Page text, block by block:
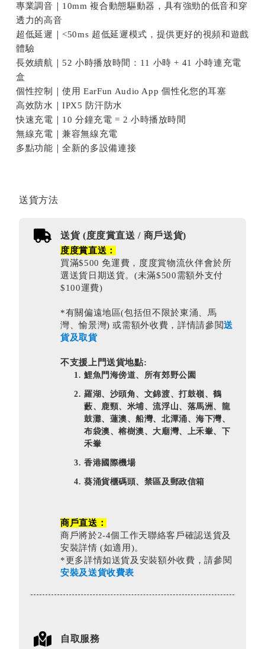
專業調音｜10mm 複合動態驅動器，具有強勁的低音和穿
透力的高音
超低延遲｜<50ms 超低延遲模式，提供更好的視頻和遊戲
體驗
長效續航｜52 小時播放時間：11 小時 + 41 小時連充電
盒
個性控制｜使用 EarFun Audio App 個性化您的耳塞
高效防水｜IPX5 防汗防水
快速充電｜10 分鐘充電 = 2 小時播放時間
無線充電｜兼容無線充電
多點功能｜全新的多設備連接
送貨方法
送貨 (度度賞直送 / 商戶送貨)
度度賞直送：
買滿$500 免運費，度度賞物流伙伴會於所
選送貨日期送貨。(未滿$500需額外支付
$100運費)
*有關偏遠地區(包括但不限於東涌、馬
灣、愉景灣) 或需額外收費，詳情請參閲送
貨及取貨
不支援上門送貨地點:
鯉魚門海傍道、所有郊野公園
羅湖、沙頭角、文錦渡、打鼓嶺、鶴
藪、鹿頸、米埔、流浮山、落馬洲、龍
鼓灘、蓮澳、船灣、北潭涌、海下灣、
布袋澳、榕樹澳、大廟灣、上禾輋、下
禾輋
香港國際機場
葵涌貨櫃碼頭、禁區及郵政信箱
商戶直送：
商戶將於2-4個工作天聯絡客戶確認送貨及
安裝詳情 (如適用)。
*更多詳情如送貨及安裝額外收費，請參閱
安裝及送貨收費表
自取服務